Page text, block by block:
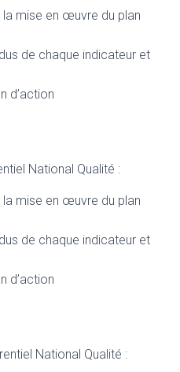
mise en œuvre du plan
de chaque indicateur et
d’action
National Qualité :
mise en œuvre du plan
de chaque indicateur et
d’action
National Qualité :